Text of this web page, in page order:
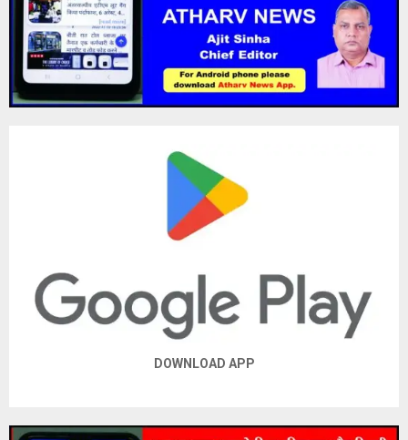
DOWNLOAD APP